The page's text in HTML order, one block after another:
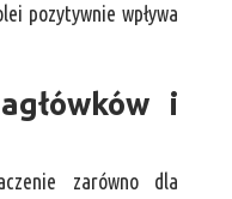
pozytywnie wpływa
i
zarówno dla